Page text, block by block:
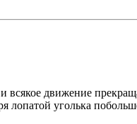
движение
лопатой уголька